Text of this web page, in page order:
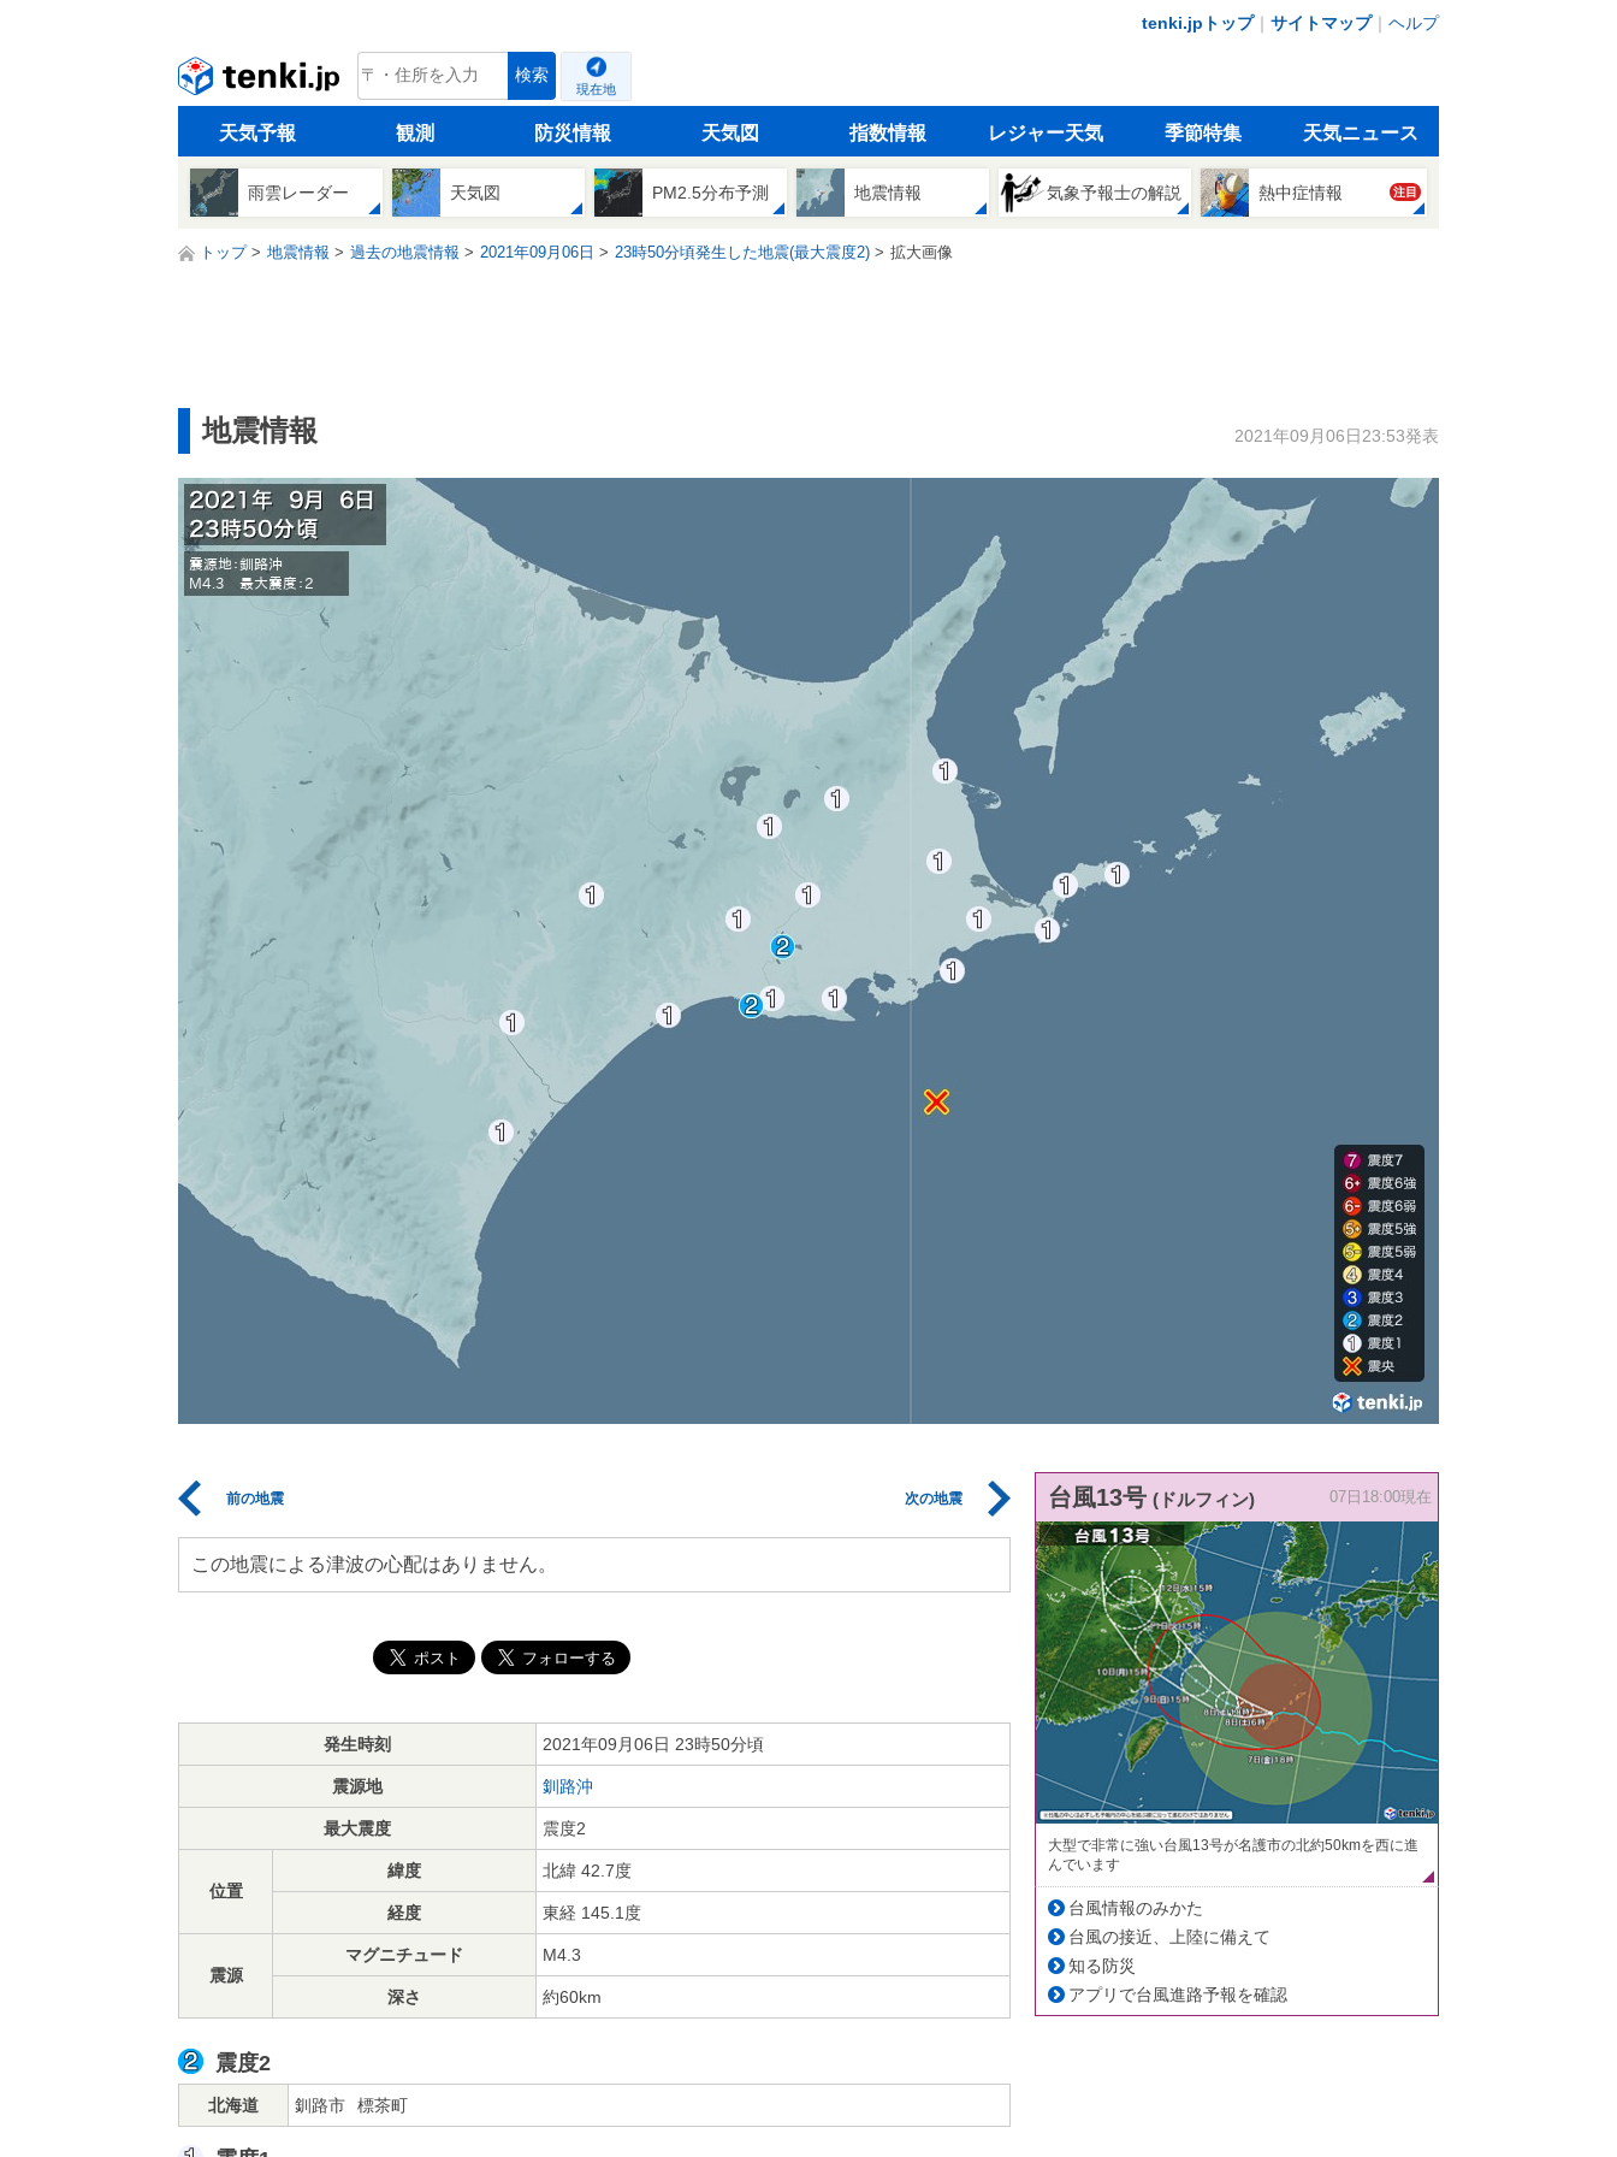
tenki.jpトップ｜ サイトマップ｜ ヘルプ
tenki.jp 検索
現在地
天気予報 観測 防災情報 天気図 指数情報 レジャー天気 季節特集 天気ニュース
雨雲レーダー 天気図 PM2.5分布予測 地震情報 気象予報士の解説 熱中症情報 注目
トップ 地震情報 過去の地震情報 2021年09月06日 23時50分頃発生した地震(最大震度2) 拡大画像
地震情報 2021年09月06日23:53発表
前の地震 次の地震
この地震による津波の心配はありません。
発生時刻 2021年09月06日 23時50分頃
震源地 釧路沖
最大震度 震度2
位置
緯度 北緯 42.7度
経度 東経 145.1度
震源
マグニチュード M4.3
深さ 約60km
震度2
北海道 釧路市 標茶町
台風13号 (ドルフィン) 07日18:00現在
大型で非常に強い台風13号が名護市の北約50kmを西に進
んでいます
台風情報のみかた
台風の接近、上陸に備えて
知る防災
アプリで台風進路予報を確認